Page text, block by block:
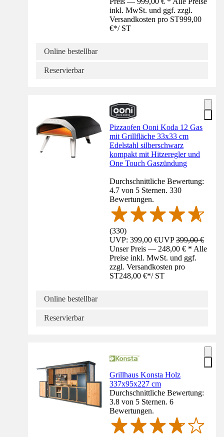
inkl. MwSt. und ggf. zzgl.
Versandkosten pro ST999,00
€*/ ST
Online bestellbar
Reservierbar
Pizzaofen Ooni Koda 12 Gas
mit Grillfläche 33x33 cm
Edelstahl silberschwarz
kompakt mit Hitzeregler und
One Touch Gaszündung
Durchschnittliche Bewertung:
4.7 von 5 Sternen. 330
Bewertungen.
(330)
UVP: 399,00 €UVP399,00 €
Unser Preis — 248,00 € * Alle
Preise inkl. MwSt. und ggf.
zzgl. Versandkosten pro
ST248,00 €*/ ST
Online bestellbar
Reservierbar
Grillhaus Konsta Holz
337x95x227 cm
Durchschnittliche Bewertung:
3.8 von 5 Sternen. 6
Bewertungen.